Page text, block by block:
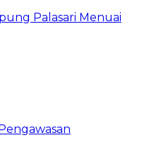
Palasari Menuai